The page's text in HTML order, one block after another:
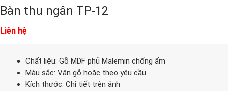
Bàn thu ngân TP-12
Liên hệ
Chất liệu: Gỗ MDF phủ Malemin chống ẩm
Màu sắc: Vân gỗ hoặc theo yêu cầu
Kích thước: Chi tiết trên ảnh